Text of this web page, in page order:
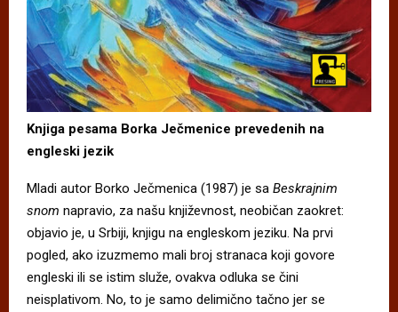
Knjiga pesama Borka Ječmenice prevedenih na
engleski jezik
Mladi autor Borko Ječmenica (1987) je sa Beskrajnim
snom napravio, za našu književnost, neobičan zaokret:
objavio je, u Srbiji, knjigu na engleskom jeziku. Na prvi
pogled, ako izuzmemo mali broj stranaca koji govore
engleski ili se istim služe, ovakva odluka se čini
neisplativom. No, to je samo delimično tačno jer se